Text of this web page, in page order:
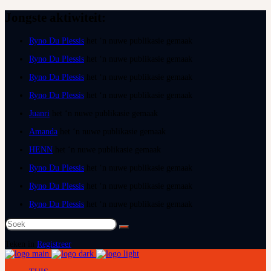
Ryno Du Plessis
Ryno Du Plessis
Ryno Du Plessis
Ryno Du Plessis
Juanri
Amanda
HENN
Ryno Du Plessis
Ryno Du Plessis
Ryno Du Plessis
Soek
na:
Registreer